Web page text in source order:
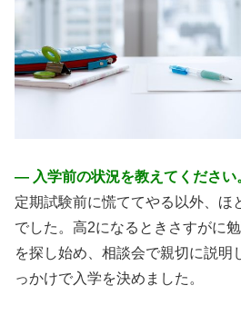
― 入学前の状況を教えてください
定期試験前に慌ててやる以外、ほ
でした。高2になるときさすがに
を探し始め、相談会で親切に説明
っかけで入学を決めました。